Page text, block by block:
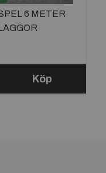
6 METER
Köp